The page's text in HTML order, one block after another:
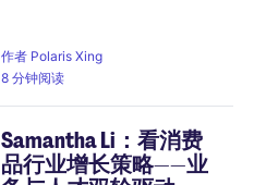
作者 Polaris Xing
8 分钟阅读
Samantha Li：看消费
品行业增长策略——业